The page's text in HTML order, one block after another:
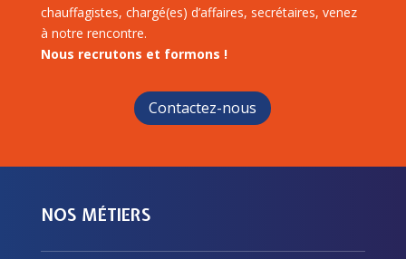
chauffagistes, chargé(es) d’affaires, secrétaires, venez
à notre rencontre.
Nous recrutons et formons !
Contactez-nous
NOS MÉTIERS